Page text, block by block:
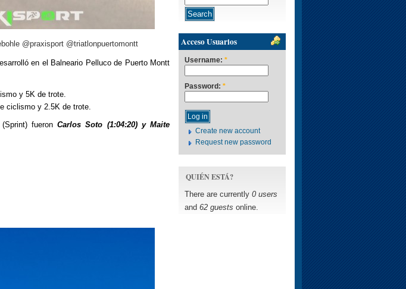
@praxisport @triatlonpuertomontt
en el Balneario Pelluco de Puerto Montt
y 5K de trote.
ciclismo y 2.5K de trote.
(Sprint) fueron Carlos Soto (1:04:20) y Maite
Acceso Usuarios
Username: *
Password: *
Create new account
Request new password
QUIÉN ESTÁ?
There are currently 0 users
and 62 guests online.